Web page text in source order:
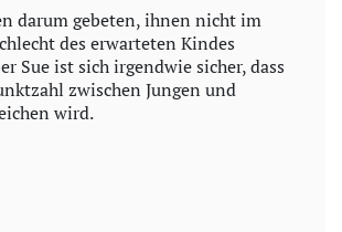
darum gebeten, ihnen nicht im
des erwarteten Kindes
Sue ist sich irgendwie sicher, dass
zwischen Jungen und
wird.